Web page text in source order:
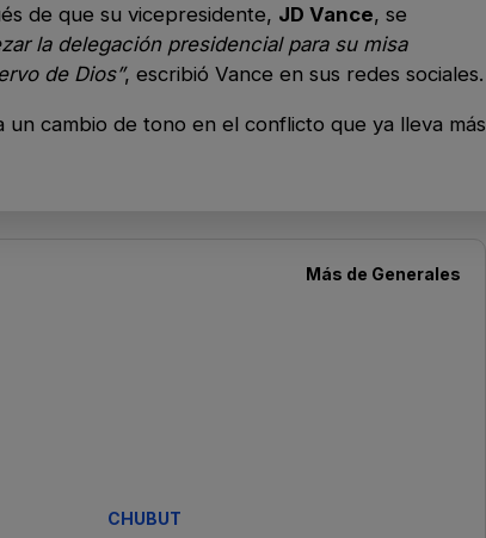
de que su vicepresidente, JD Vance, se
la delegación presidencial para su misa
de Dios”, escribió Vance en sus redes sociales.
cambio de tono en el conflicto que ya lleva más
Más de Generales
CHUBUT